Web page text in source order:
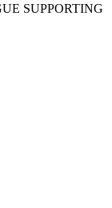
SUPPORTING